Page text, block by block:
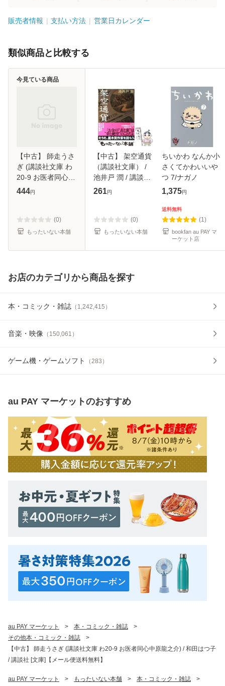
販売者情報 支払い方法 営業日カレンダー
類似商品と比較する
【中古】 師走うさ
ぎ (講談社文庫 わ
20-9 お医者同心中
原龍之介) / 和田は
無料】
444円
(0)
もったいない本舗
今見ている商品
【中古】 架空通貨
（講談社文庫） /
池井戸 潤 / 講談社
[文庫]【メール便送
261円
(0)
もったいない本舗
ちいかわ なんか小
さくてかわいいや
つ 7/ナガノ
1,375円
送料無料
(1)
bookfan au PAY マ
ーケット店
お店のカテゴリから商品を探す
本・コミック・雑誌 （ 1,242,415 ）
音楽・映像 （ 150,061 ）
ゲーム機・ゲームソフト （283 ）
au PAY マーケットのおすすめ
au PAY マーケット > 本・コミック・雑誌
>
その他本・コミック・雑誌
>
【中古】 師走うさぎ (講談社文庫 わ20-9 お医者同心中原龍之介) / 和田はつ子
/ 講談社 [文庫]【メール便送料無料】
au PAY マーケット > もったいない本舗 > 本・コミック・雑誌
>